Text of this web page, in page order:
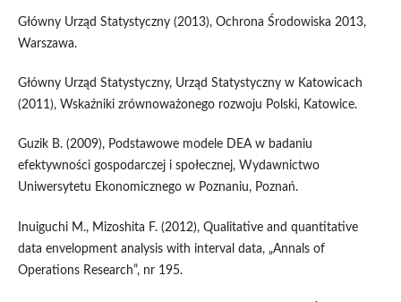
Główny Urząd Statystyczny (2013), Ochrona Środowiska 2013,
Warszawa.
Główny Urząd Statystyczny, Urząd Statystyczny w Katowicach
(2011), Wskaźniki zrównoważonego rozwoju Polski, Katowice.
Guzik B. (2009), Podstawowe modele DEA w badaniu
efektywności gospodarczej i społecznej, Wydawnictwo
Uniwersytetu Ekonomicznego w Poznaniu, Poznań.
Inuiguchi M., Mizoshita F. (2012), Qualitative and quantitative
data envelopment analysis with interval data, „Annals of
Operations Research”, nr 195.